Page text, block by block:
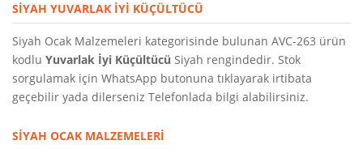
SIYAH YUVARLAK İYI KÜÇÜLTÜCÜ
Siyah Ocak Malzemeleri kategorisinde bulunan AVC-263 ürün
kodlu Yuvarlak İyi Küçültücü Siyah rengindedir. Stok
sorgulamak için WhatsApp butonuna tıklayarak irtibata
geçebilir yada dilerseniz Telefonlada bilgi alabilirsiniz.
SIYAH OCAK MALZEMELERI